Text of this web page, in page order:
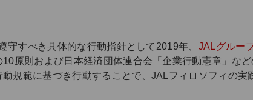
すべき具体的な行動指針として2019年、 JALグルー
原則および日本経済団体連合会「企業行動憲章」な
規範に基づき行動することで、JALフィロソフィの